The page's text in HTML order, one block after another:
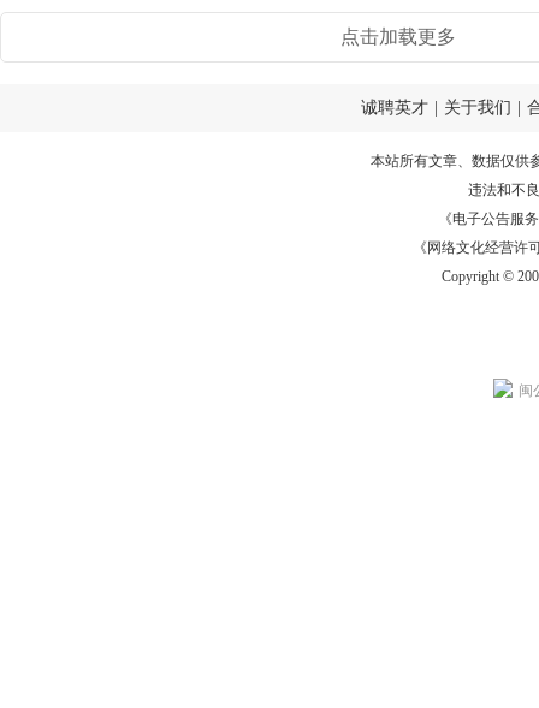
点击加载更多
诚聘英才 关于我们
本站所有文章、数据仅供
违法和不
《电子公告服务
《网络文化经营许
Copyright ©
闽